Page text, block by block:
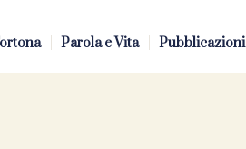
Parola e Vita Pubblicazioni